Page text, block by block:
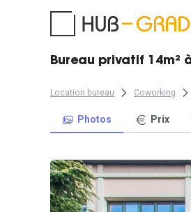
Bureau privatif 14m²
Location bureau Coworking
Photos Prix